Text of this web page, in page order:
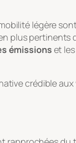
légère
plus pertinents
émissions et les
crédible